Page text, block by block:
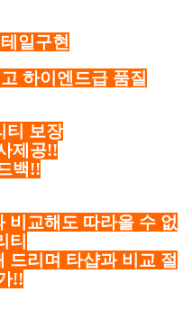
일구현
하이엔드급 품질
티 보장
제공!!
백!!
비교해도 따라올 수 없
티
드리며 타샵과 비교 절
!!